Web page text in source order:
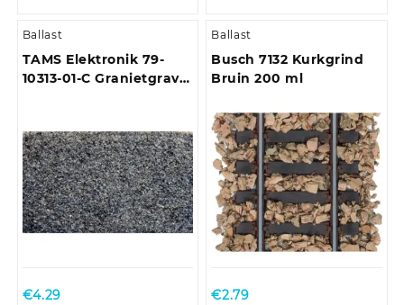
Ballast
TAMS Elektronik 79-
10313-01-C Granietgravel
€4.29
Ballast
Busch 7132 Kurkgrind
Bruin 200 ml
€2.79